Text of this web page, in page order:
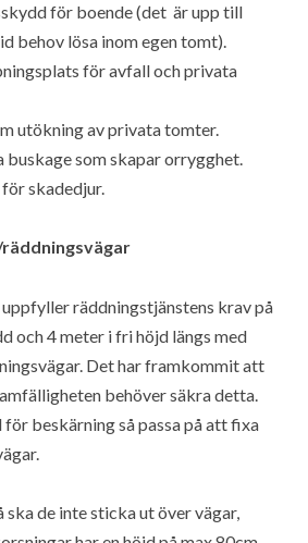
för boende (det är upp till
behov lösa inom egen tomt).
för avfall och privata
utökning av privata tomter.
buskage som skapar orrygghet.
skadedjur.
räddningstjänstens krav på
och 4 meter i fri höjd längs med
Det har framkommit att
behöver säkra detta.
beskärning så passa på att fixa
ska de inte sticka ut över vägar,